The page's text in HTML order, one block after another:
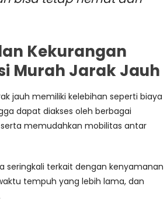
Kekurangan
Murah Jarak Jauh
jauh memiliki kelebihan seperti biaya
dapat diakses oleh berbagai
memudahkan mobilitas antar
seringkali terkait dengan kenyamanan
tempuh yang lebih lama, dan